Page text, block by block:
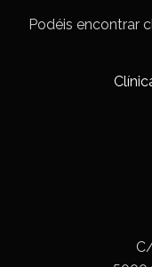
Podéis encontrar